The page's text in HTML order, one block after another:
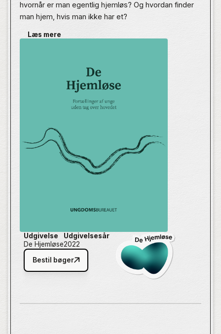
Udgivelse
De Hjemløse
Udgivelsesår
2022
Bestil bøger
hvornår er man egentlig hjemløs? Og hvordan finder
man hjem, hvis man ikke har et?
De Hjemløse er en række historier fortalt af unge, der
på ryggen. Vi er med på arbejdspladsen,
uddannelsesstedet, hos kommunen, i parforholdet,
efter hjemløsheden, i kritikken af det samfund, som
Fortællingerne i De Hjemløse viser, at der er mange
måder at være hjemløs på, når man er ung. De åbner
øjnene for en side af sagen, du måske ikke var
bekendt med, ikke kendte omfanget af, eller hvis
Læs mere